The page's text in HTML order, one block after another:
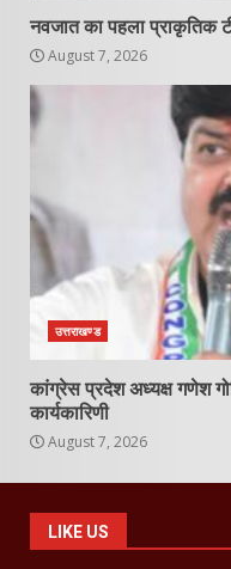
नवजात का पहला प्राकृतिक
August 7, 2026
उत्तराखण्ड
कांग्रेस प्रदेश अध्यक्ष गणेश
कार्यकारिणी
August 7, 2026
LIKE US